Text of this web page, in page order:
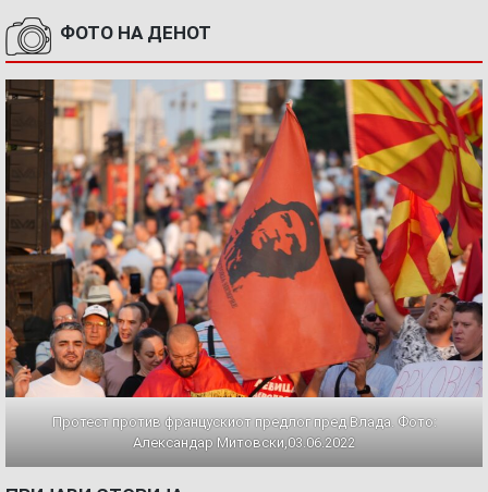
ФОТО НА ДЕНОТ
Протест против францускиот предлог пред Влада. Фото:
Александар Митовски,03.06.2022